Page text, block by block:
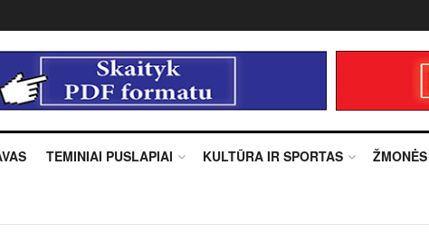
TEMINIAI PUSLAPIAI KULTŪRA IR SPORTAS ŽMONĖS